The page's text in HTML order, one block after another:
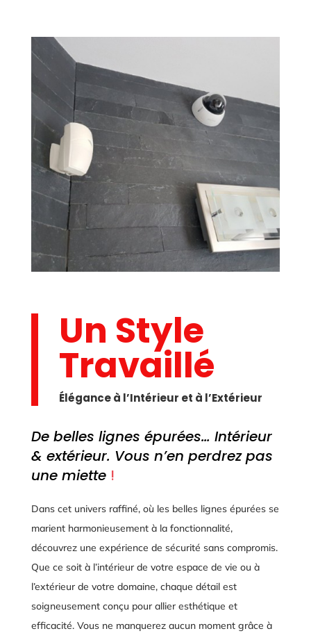
Un Style
Travaillé
Élégance à l’Intérieur et à l’Extérieur
De belles lignes épurées… Intérieur
& extérieur. Vous n’en perdrez pas
une miette !
Dans cet univers raffiné, où les belles lignes épurées se
marient harmonieusement à la fonctionnalité,
découvrez une expérience de sécurité sans compromis.
Que ce soit à l’intérieur de votre espace de vie ou à
l’extérieur de votre domaine, chaque détail est
soigneusement conçu pour allier esthétique et
efficacité. Vous ne manquerez aucun moment grâce à